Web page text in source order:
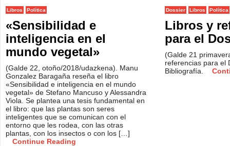
Libros Política
«Sensibilidad e
inteligencia en el
mundo vegetal»
(Galde 22, otoño/2018/udazkena). Manu
Gonzalez Baragaña reseña el libro
«Sensibilidad e inteligencia en el mundo
vegetal» de Stefano Mancuso y Alessandra
Viola. Se plantea una tesis fundamental en
el libro: que las plantas son seres
inteligentes que se comunican con el
entorno que les rodea, con las otras
plantas, con los insectos o con los […]
Continue Reading
Dossier Libros Política
Libros y
para el
(Galde 21
referencias para el
Bibliografía.